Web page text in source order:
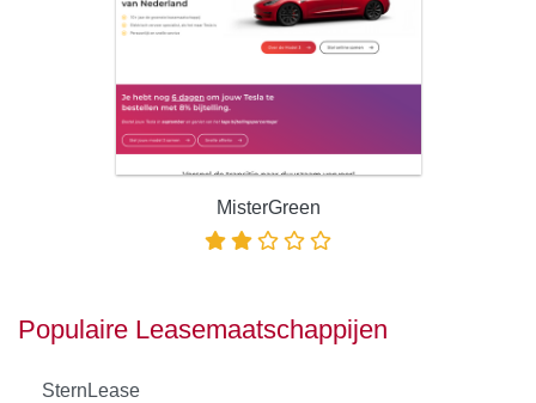
MisterGreen
Populaire Leasemaatschappijen
SternLease